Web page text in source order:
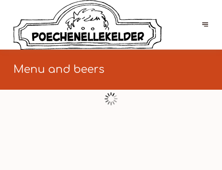
Menu and beers